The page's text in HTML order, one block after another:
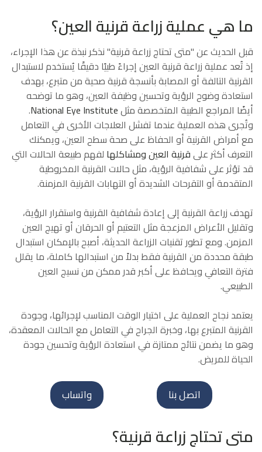
ما هي عملية زراعة قرنية العين؟
قبل الحديث عن "متى تحتاج زراعة قرنية" نذكر نبذة عن هذا الإجراء،
إذ تُعد عملية زراعة قرنية العين إجراءً طبيًا دقيقًا يُستخدم لاستبدال
القرنية التالفة أو المصابة بأنسجة قرنية صحية من متبرع، بهدف
استعادة وضوح الرؤية وتحسين وظيفة العين، وهو ما توضحه
أيضًا المراجع الطبية المتخصصة مثلNational Eye Institute
.
وتُجرى هذه العملية عندما تفشل العلاجات الأخرى في التعامل
مع أمراض القرنية أو الحفاظ على صحة سطح العين، ويمكنك
التعرف أكثر علىقرنية العين ومشاكلها لفهم طبيعة الحالات التي
قد تؤثر على شفافية الرؤية، مثل حالات القرنية المخروطية
المتقدمة أو التقرحات الشديدة أو التهابات القرنية المزمنة.
تهدف زراعة القرنية إلى إعادة شفافية القرنية واستقرار الرؤية،
وتقليل الأعراض المزعجة مثل التعتيم أو الحرقان أو تهيج العين
المزمن. ومع تطور تقنيات الزراعة الحديثة، أصبح بالإمكان استبدال
طبقة محددة من القرنية فقط بدلاً من استبدالها كاملة، ما يقلل
فترة التعافي ويحافظ على أكبر قدر ممكن من نسيج العين
الطبيعي.
يعتمد نجاح العملية على اختيار الوقت المناسب لإجرائها، وجودة
القرنية المتبرع بها، وخبرة الجراح في التعامل مع الحالات المعقدة،
وهو ما يضمن نتائج ممتازة في استعادة الرؤية وتحسين جودة
الحياة للمريض.
اتصل بنا واتساب
متى تحتاج زراعة قرنية؟